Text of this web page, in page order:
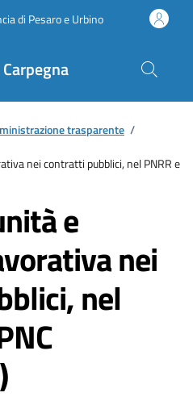
di Pesaro e Urbino
trasparente /
nei contratti pubblici, nel PNRR e
e
nei
nel